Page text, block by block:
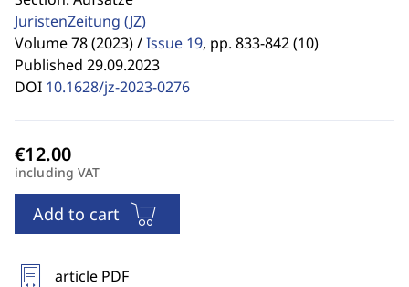
JuristenZeitung (JZ)
Volume 78 (2023) /Issue 19, pp. 833-842 (10)
Published 29.09.2023
DOI 10.1628/jz-2023-0276
including VAT
Add to cart
article PDF